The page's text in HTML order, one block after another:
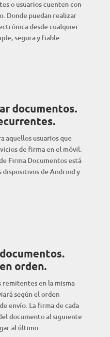
o usuarios cuenten con
Donde puedan realizar
desde cualquier
segura y fiable.
documentos.
aquellos usuarios que
de firma en el móvil.
Firma Documentos está
de Android y
orden.
remitentes en la misma
según el orden
envío. La firma de cada
documento al siguiente
al último.